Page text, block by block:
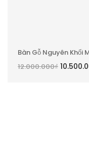
Bàn Gỗ Nguyên Khối
12.000.000₫